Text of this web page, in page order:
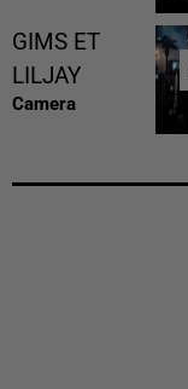
GIMS ET
LILJAY
Camera